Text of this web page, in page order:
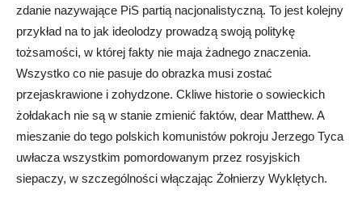
zdanie nazywające PiS partią nacjonalistyczną. To jest kolejny
przykład na to jak ideolodzy prowadzą swoją politykę
tożsamości, w której fakty nie maja żadnego znaczenia.
Wszystko co nie pasuje do obrazka musi zostać
przejaskrawione i zohydzone. Ckliwe historie o sowieckich
żołdakach nie są w stanie zmienić faktów, dear Matthew. A
mieszanie do tego polskich komunistów pokroju Jerzego Tyca
uwłacza wszystkim pomordowanym przez rosyjskich
siepaczy, w szczególności włączając Żołnierzy Wyklętych.